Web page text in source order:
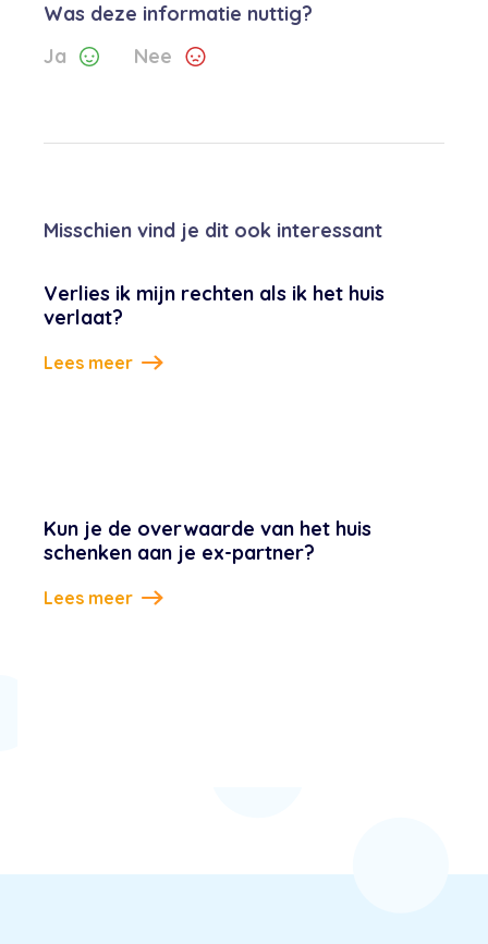
Was deze informatie nuttig?
Ja
Nee
Misschien vind je dit ook interessant
Verlies ik mijn rechten als ik het huis
verlaat?
Lees meer
Kun je de overwaarde van het huis
schenken aan je ex-partner?
Lees meer